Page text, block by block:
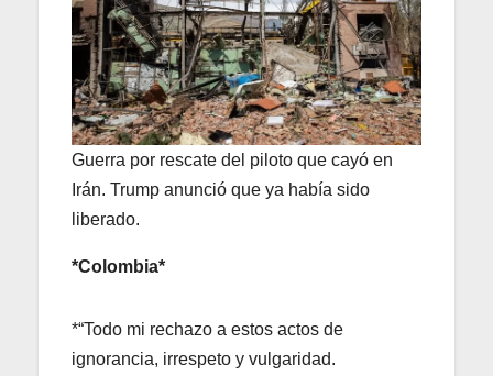
Guerra por rescate del piloto que cayó en
Irán. Trump anunció que ya había sido
liberado.
*Colombia*
*“Todo mi rechazo a estos actos de
ignorancia, irrespeto y vulgaridad.